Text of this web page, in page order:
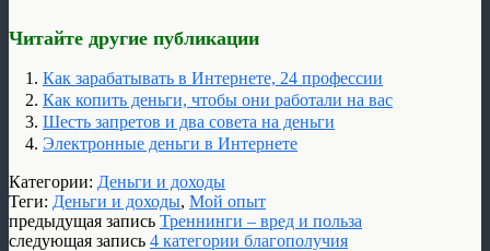
Читайте другие публикации
Как зарабатывать в Интернете, 24 профессии
Как копить деньги, чтобы они работали на вас
Шесть запретов и два совета на деньги
Электронные деньги в Интернете
Категории: Деньги и доходы
Теги: Деньги и доходы, Мой опыт
предыдущая запись Треннинги – вред и польза
следующая запись 4 категории благополучия